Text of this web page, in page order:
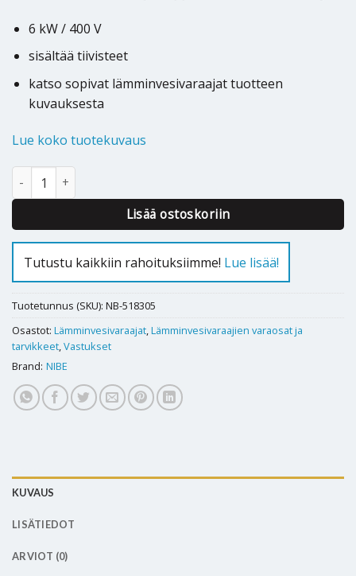
6 kW / 400 V
sisältää tiivisteet
katso sopivat lämminvesivaraajat tuotteen
kuvauksesta
Lue koko tuotekuvaus
Nibe lämminvesivaraajan uppovastus BAR 38 incoloy - 518305
Lisää ostoskoriin
Tutustu kaikkiin rahoituksiimme! Lue lisää!
Tuotetunnus (SKU): NB-518305
Osastot: Lämminvesivaraajat,Lämminvesivaraajien varaosat ja
tarvikkeet,Vastukset
Brand: NIBE
KUVAUS
LISÄTIEDOT
ARVIOT (0)